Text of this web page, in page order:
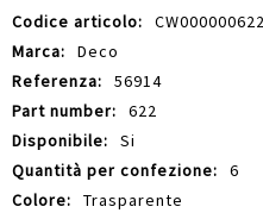
Maggiori
Informazioni
Deco
56914
622
Si
6
Trasparente